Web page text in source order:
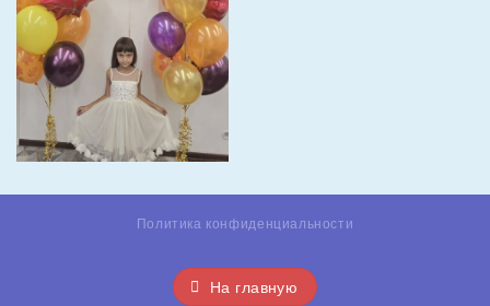
Политика конфиденциальности
На главную